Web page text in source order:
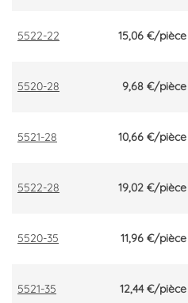
5522-22 15,06 €/pièce
5520-28 9,68 €/pièce
5521-28 10,66 €/pièce
5522-28 19,02 €/pièce
5520-35 11,96 €/pièce
5521-35 12,44 €/pièce